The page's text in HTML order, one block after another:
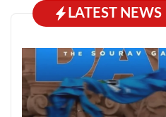
LATEST NEWS